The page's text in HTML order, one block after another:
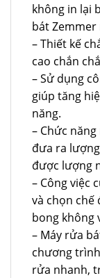
không in lại
bát Zemmer
– Thiết kế
cao chắn
– Sử dụng
giúp tăng
năng.
– Chức
đưa ra
được lượng
– Công việc
và chọn chế
bong không
– Máy rửa
chương
rửa nhanh,